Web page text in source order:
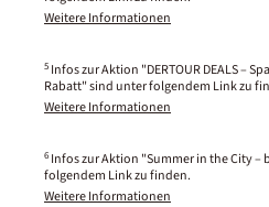
Weitere Informationen
5 Infos zur Aktion "DERTOUR DEALS –
Rabatt" sind unter folgendem Link zu
Weitere Informationen
6 Infos zur Aktion "Summer in the City –
folgendem Link zu finden.
Weitere Informationen